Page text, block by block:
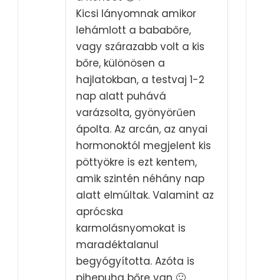
Kicsi lányomnak amikor
lehámlott a bababőre,
vagy szárazabb volt a kis
bőre, különösen a
hajlatokban, a testvaj 1-2
nap alatt puhává
varázsolta, gyönyörűen
ápolta. Az arcán, az anyai
hormonoktól megjelent kis
pöttyökre is ezt kentem,
amik szintén néhány nap
alatt elmúltak. Valamint az
aprócska
karmolásnyomokat is
maradéktalanul
begyógyította. Azóta is